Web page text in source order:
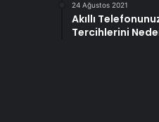
24 Ağustos 2021
Akıllı
Tercihlerini